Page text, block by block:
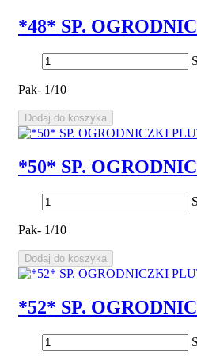
*48* SP.
Pak- 1/10
Dodaj do koszyka
*50* SP.
Pak- 1/10
Dodaj do koszyka
*52* SP.